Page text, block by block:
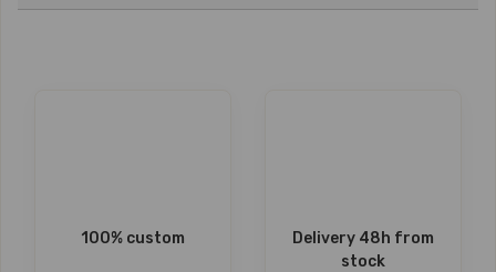
100% custom
Delivery 48h from
stock